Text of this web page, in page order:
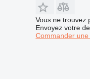
Vous ne trouvez
Envoyez votre
Commander